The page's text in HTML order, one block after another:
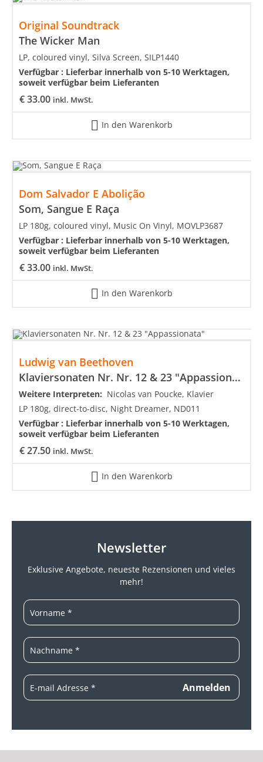
Original Soundtrack
The Wicker Man
€33.00 inkl. MwSt.
LP, coloured vinyl, Silva Screen, SILP1440
Verfügbar : Lieferbar innerhalb von 5-10 Werktagen,
soweit verfügbar beim Lieferanten
In den Warenkorb
Dom Salvador E Abolição
Som, Sangue E Raça
€33.00 inkl. MwSt.
LP 180g, coloured vinyl, Music On Vinyl, MOVLP3687
Verfügbar : Lieferbar innerhalb von 5-10 Werktagen,
soweit verfügbar beim Lieferanten
In den Warenkorb
Ludwig van Beethoven
Klaviersonaten Nr. Nr. 12 & 23 "Appassionata"
€27.50 inkl. MwSt.
Weitere Interpreten: Nicolas van Poucke, Klavier
LP 180g, direct-to-disc, Night Dreamer, ND011
Verfügbar : Lieferbar innerhalb von 5-10 Werktagen,
soweit verfügbar beim Lieferanten
In den Warenkorb
Newsletter
Exklusive Angebote, neueste Rezensionen und vieles
mehr!